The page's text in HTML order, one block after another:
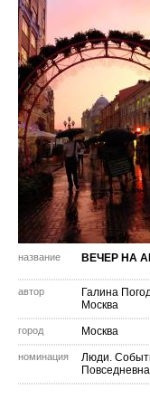
название ВЕЧЕР НА
автор
Галина
Москва
город Москва
номинация
Люди.